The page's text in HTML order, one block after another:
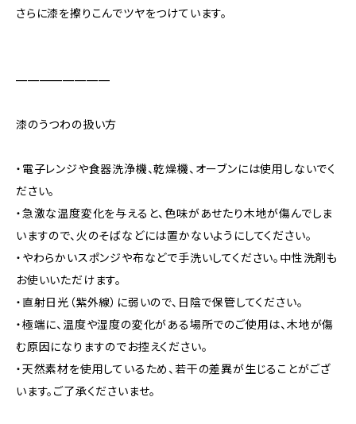
さらに漆を擦りこんでツヤをつけています。
————————
漆のうつわの扱い方
・電子レンジや食器洗浄機、乾燥機、オーブンには使用しないでく
ださい。
・急激な温度変化を与えると、色味があせたり木地が傷んでしま
いますので、火のそばなどには置かないようにしてください。
・やわらかいスポンジや布などで手洗いしてください。中性洗剤も
お使いいただけます。
・直射日光（紫外線）に弱いので、日陰で保管してください。
・極端に、温度や湿度の変化がある場所でのご使用は、木地が傷
む原因になりますのでお控えください。
・天然素材を使用しているため、若干の差異が生じることがござ
います。ご了承くださいませ。